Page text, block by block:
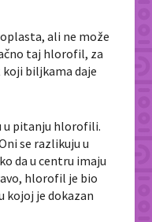
ali ne može
taj hlorofil, za
biljkama daje
u pitanju hlorofili.
se razlikuju u
da u centru imaju
hlorofil je bio
kojoj je dokazan